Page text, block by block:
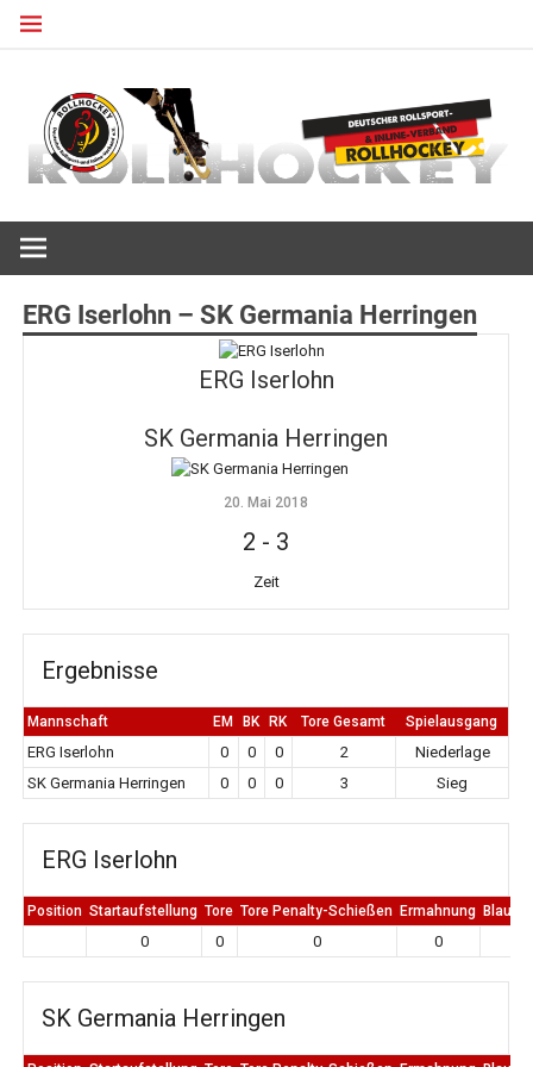
Zum
ERG Iserlohn – SK Germania Herringen
ERG Iserlohn
SK Germania Herringen
20. Mai 2018
2 - 3
Zeit
Ergebnisse
Mannschaft EM BK RK Tore Gesamt Spielausgang
ERG Iserlohn 0 0 0 2
Niederlage
SK Germania Herringen
0 0 0 3 Sieg
ERG Iserlohn
Position Startaufstellung Tore Tore Penalty-Schießen Ermahnung Blaue
0 0 0 0
SK Germania Herringen